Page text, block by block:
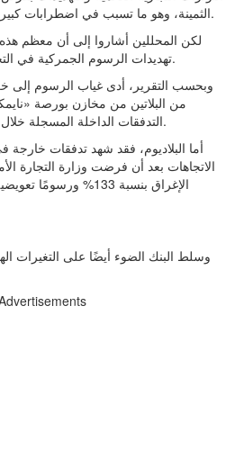
الثمينة، وهو ما تسبب في اضطرابات كبيرة في سيولة الأسواق الفعلية.
لكن المحللين أشاروا إلى أن معظم
تهديدات الرسوم الجمركية في التحول إلى تطبيق واسع النطاق.
من البلاتين من مخازن بورصة
التدفقات الداخلة المسجلة خلال النصف الثاني من عام 2025.
أما البلاديوم، فقد شهد تدفقات
الاتجاهات بعد أن فرضت وزارة التجارة
وسلط البنك الضوء أيضًا على التغيرات